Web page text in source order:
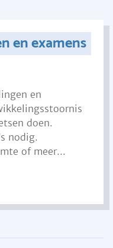
en examens
en
doen.
nodig.
of meer...